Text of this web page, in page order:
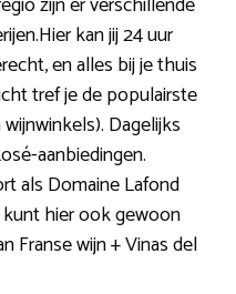
kan jij 24 uur
en alles bij je thuis
tref je de populairste
Dagelijks
aanbiedingen.
als Domaine Lafond
hier ook gewoon
Franse wijn + Vinas del